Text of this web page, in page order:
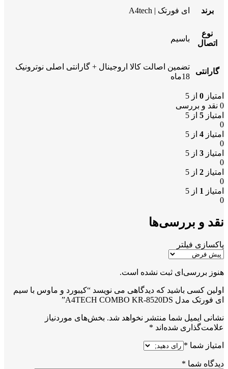
برند ای فورتک | A4tech
نوع
اتصال
باسیم
گارانتی
تضمین اصالت کالا اروجینال + گارانتی اصلی نوترونیک
18ماه
امتیاز 0 از 5
0 نقد و بررسی
امتیاز 5 از 5
0
امتیاز 4 از 5
0
امتیاز 3 از 5
0
امتیاز 2 از 5
0
امتیاز 1 از 5
0
نقد و بررسی‌ها
پاکسازی فیلتر
هنوز بررسی‌ای ثبت نشده است.
اولین کسی باشید که دیدگاهی می نویسد “کیبورد و ماوس با سیم
ای فورتک مدل A4TECH COMBO KR-8520DS”
نشانی ایمیل شما منتشر نخواهد شد. بخش‌های موردنیاز
علامت‌گذاری شده‌اند *
امتیاز شما *
دیدگاه شما *